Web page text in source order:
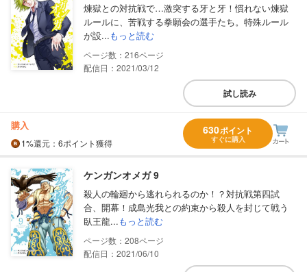
煉獄との対抗戦で…激突する牙と牙！慣れない煉獄
ルールに、苦戦する拳願会の選手たち。特殊ルール
が設...もっと読む
216
配信日：2021/03/12
試し読み
購入
1%還元 ：6ポイント獲得
630ポイント
すぐに購入
ケンガンオメガ 9
殺人の輪廻から逃れられるのか！？対抗戦第四試
合、開幕！成島光我との約束から殺人を封じて戦う
臥王龍...もっと読む
208
配信日：2021/06/10